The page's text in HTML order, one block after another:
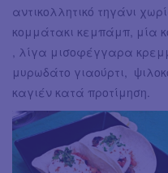
αντικολλητικό τηγάνι
κομμάτακι κεμπάμπ, μία
, λίγα μισοφέγγαρα
μυρωδάτο γιαούρτι,
καγιέν κατά προτίμηση.